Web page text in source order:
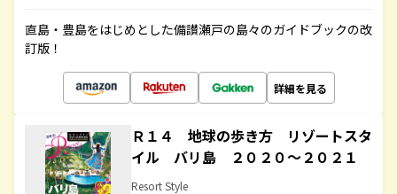
直島・豊島をはじめとした備讃瀬戸の島々のガイドブックの改
訂版！
詳細を見る
Ｒ１４ 地球の歩き方 リゾートスタ
イル バリ島 ２０２０～２０２１
Resort Style